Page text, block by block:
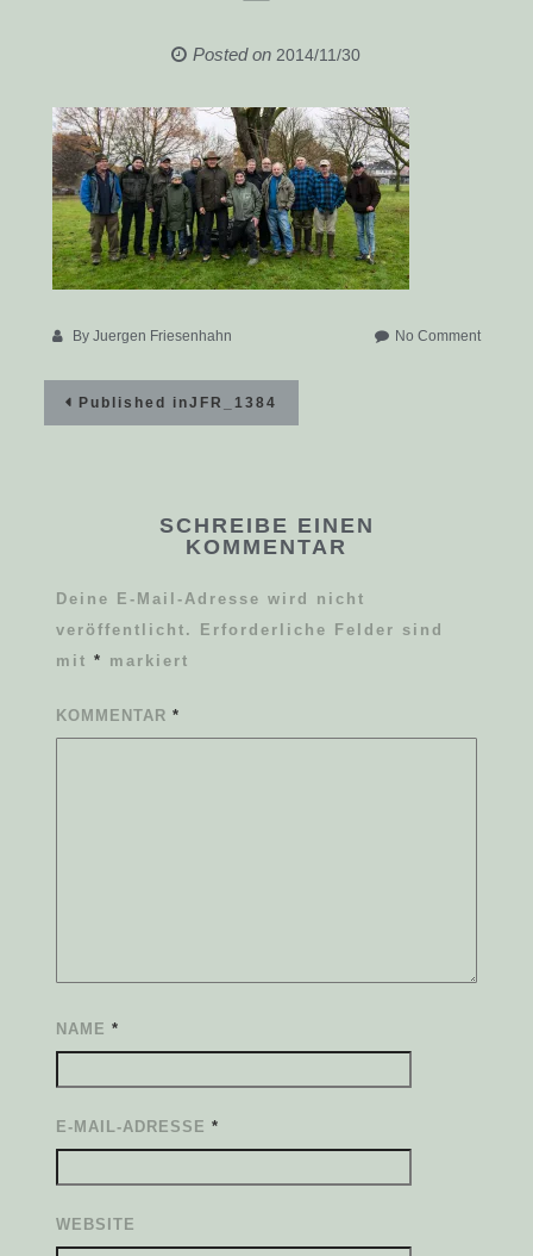
Posted on 2014/11/30
ByJuergen Friesenhahn No Commenton
Beitragsnavigation
Published inJFR_1384
SCHREIBE EINEN
KOMMENTAR
Deine E-Mail-Adresse wird nicht
veröffentlicht.
Erforderliche Felder sind
mit* markiert
KOMMENTAR*
NAME*
E-MAIL-ADRESSE*
WEBSITE